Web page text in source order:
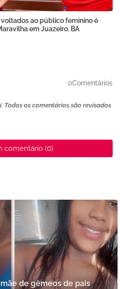
ao público feminino é
em Juazeiro, BA
0Comentários
Todos os comentários são revisados
comentário (0)
de gêmeos de pais